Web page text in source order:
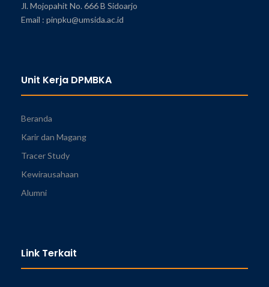
Jl. Mojopahit No. 666 B Sidoarjo
Email : pinpku@umsida.ac.id
Unit Kerja DPMBKA
Beranda
Karir dan Magang
Tracer Study
Kewirausahaan
Alumni
Link Terkait